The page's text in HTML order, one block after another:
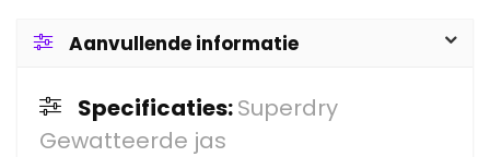
Aanvullende informatie
Specificaties:Superdry
Gewatteerde jas